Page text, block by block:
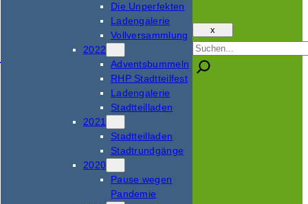
Die Unperfekten
Ladengalerie
Vollversammlung
2022
Adventsbummeln
RHP Stadtteilfest
Ladengalerie
Stadtteilladen
2021
Stadtteilladen
Stadtrundgänge
2020
Pause wegen
Pandemie
x
Suchen